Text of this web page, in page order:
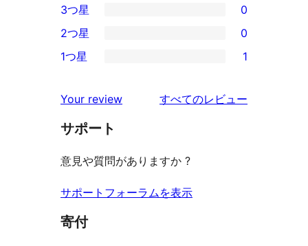
星
レ
ビ
ー
4-
星
レ
ュ
ー
0
3-
星
ビ
ュ
3つ星 0
2-
レ
ビ
ー
2つ星 0
星
レ
ュ
ー
1つ星 1
Your review すべてのレビュー
サポート
意見や質問がありますか ?
サポートフォーラムを表示
寄付